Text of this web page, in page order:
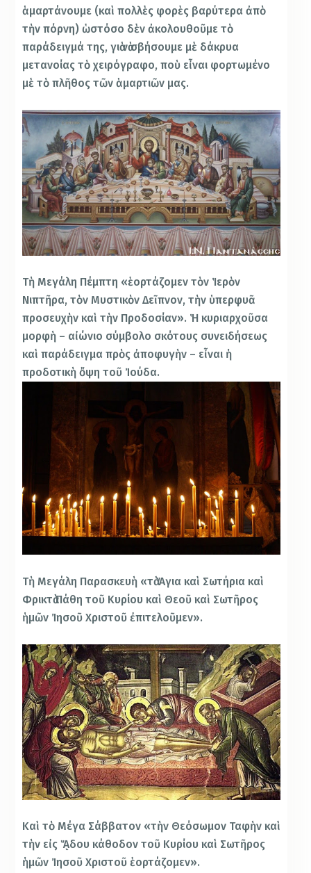
ἁμαρτάνουμε (καὶ πολλὲς φορὲς βαρύτερα ἀπὸ
τὴν πόρνη) ὡστόσο δὲν ἀκολουθοῦμε τὸ
παράδειγμά της, γιὰ νὰ σβήσουμε μὲ δάκρυα
μετανοίας τὸ χειρόγραφο, ποὺ εἶναι φορτωμένο
μὲ τὸ πλῆθος τῶν ἁμαρτιῶν μας.
Τὴ Μεγάλη Πέμπτη «ἑορτάζομεν τὸν Ἱερὸν
Νιπτῆρα, τὸν Μυστικὸν Δεῖπνον, τὴν ὑπερφυᾶ
προσευχὴν καὶ τὴν Προδοσίαν». Ἡ κυριαρχοῦσα
μορφὴ – αἰώνιο σύμβολο σκότους συνειδήσεως
καὶ παράδειγμα πρὸς ἀποφυγὴν – εἶναι ἡ
προδοτικὴ ὄψη τοῦ Ἰούδα.
Τὴ Μεγάλη Παρασκευὴ «τὰ Ἅγια καὶ Σωτήρια καὶ
Φρικτὰ Πάθη τοῦ Κυρίου καὶ Θεοῦ καὶ Σωτῆρος
ἡμῶν Ἰησοῦ Χριστοῦ ἐπιτελοῦμεν».
Καὶ τὸ Μέγα Σάββατον «τὴν Θεόσωμον Ταφὴν καὶ
τὴν εἰς ᾍδου κάθοδον τοῦ Κυρίου καὶ Σωτῆρος
ἡμῶν Ἰησοῦ Χριστοῦ ἑορτάζομεν».